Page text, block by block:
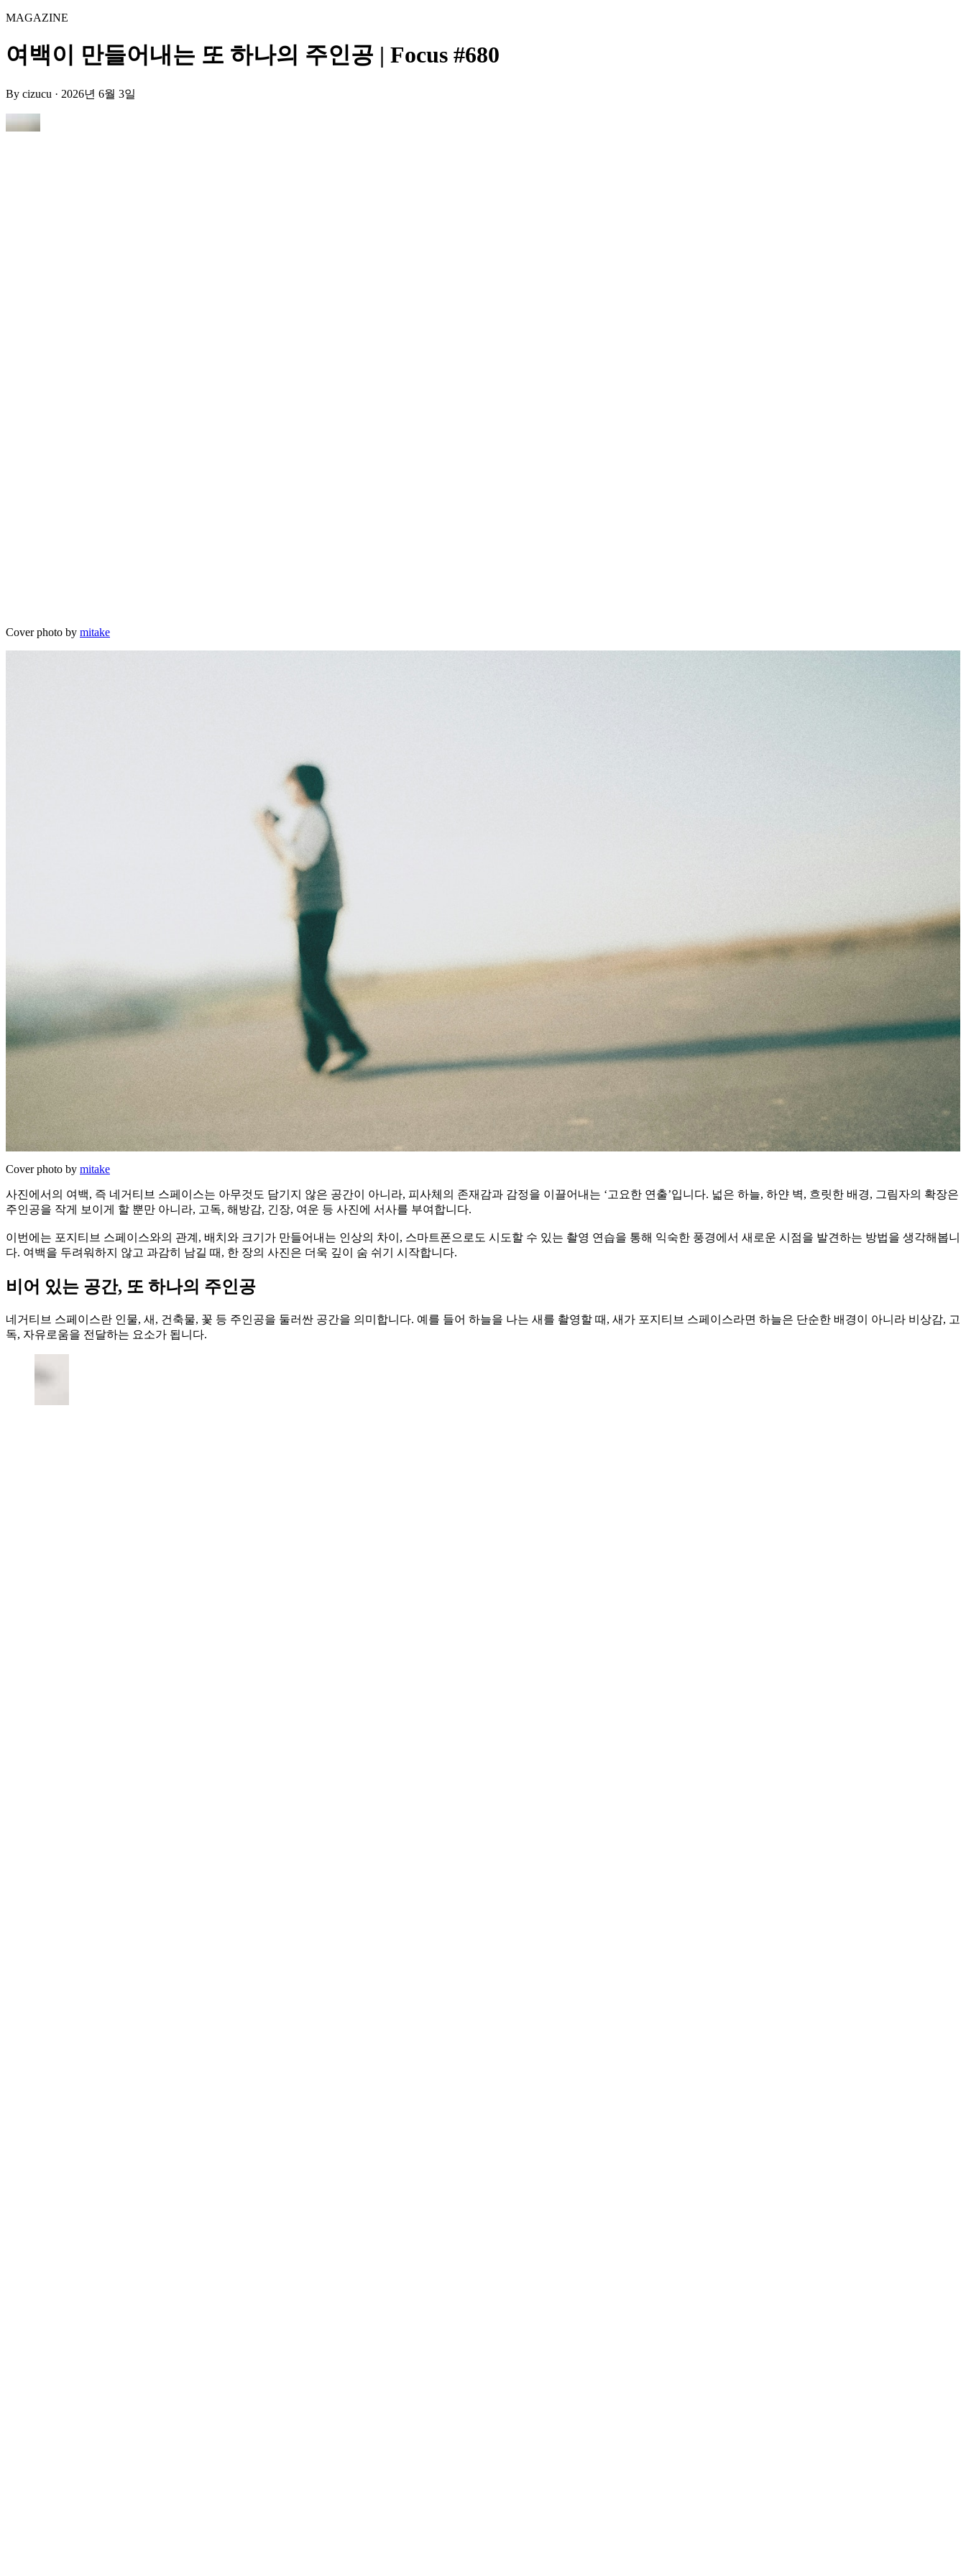
MAGAZINE
여백이 만들어내는 또 하나의 주인공 | Focus #680
By cizucu · 2026년 6월 3일
Cover photo by mitake
Cover photo by mitake
사진에서의 여백, 즉 네거티브 스페이스는 아무것도 담기지 않은 공간이 아니라, 피사체의 존재감과 감정을 이끌어내는 ‘고요한 연출’입니다. 넓은 하늘, 하얀 벽, 흐릿한 배경, 그림자의 확장은
주인공을 작게 보이게 할 뿐만 아니라, 고독, 해방감, 긴장, 여운 등 사진에 서사를 부여합니다.
이번에는 포지티브 스페이스와의 관계, 배치와 크기가 만들어내는 인상의 차이, 스마트폰으로도 시도할 수 있는 촬영 연습을 통해 익숙한 풍경에서 새로운 시점을 발견하는 방법을 생각해봅니
다. 여백을 두려워하지 않고 과감히 남길 때, 한 장의 사진은 더욱 깊이 숨 쉬기 시작합니다.
비어 있는 공간, 또 하나의 주인공
네거티브 스페이스란 인물, 새, 건축물, 꽃 등 주인공을 둘러싼 공간을 의미합니다. 예를 들어 하늘을 나는 새를 촬영할 때, 새가 포지티브 스페이스라면 하늘은 단순한 배경이 아니라 비상감, 고
독, 자유로움을 전달하는 요소가 됩니다.